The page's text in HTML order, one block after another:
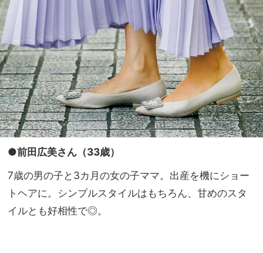
●前田広美さん（33歳）
7歳の男の子と3カ月の女の子ママ。出産を機にショー
トヘアに。シンプルスタイルはもちろん、甘めのスタ
イルとも好相性で◎。